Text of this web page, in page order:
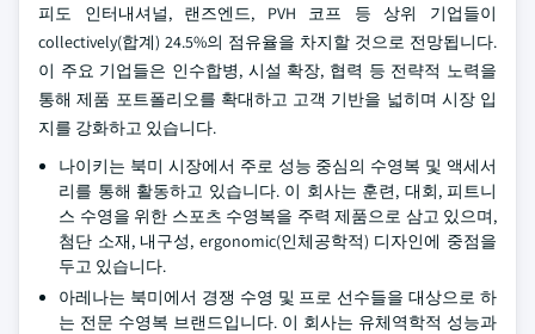
피도 인터내셔널, 랜즈엔드, PVH 코프 등 상위 기업들이
collectively(합계) 24.5%의 점유율을 차지할 것으로 전망됩니다.
이 주요 기업들은 인수합병, 시설 확장, 협력 등 전략적 노력을
통해 제품 포트폴리오를 확대하고 고객 기반을 넓히며 시장 입
지를 강화하고 있습니다.
나이키는 북미 시장에서 주로 성능 중심의 수영복 및 액세서
리를 통해 활동하고 있습니다. 이 회사는 훈련, 대회, 피트니
스 수영을 위한 스포츠 수영복을 주력 제품으로 삼고 있으며,
첨단 소재, 내구성, ergonomic(인체공학적) 디자인에 중점을
두고 있습니다.
아레나는 북미에서 경쟁 수영 및 프로 선수들을 대상으로 하
는 전문 수영복 브랜드입니다. 이 회사는 유체역학적 성능과